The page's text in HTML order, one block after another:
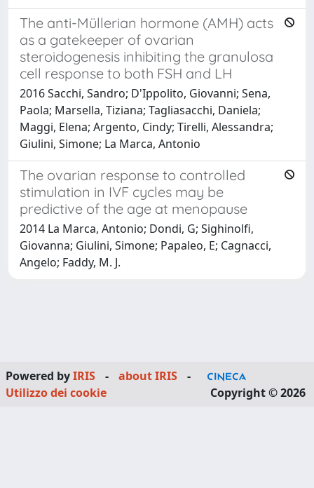
The anti-Müllerian hormone (AMH) acts
as a gatekeeper of ovarian
steroidogenesis inhibiting the granulosa
cell response to both FSH and LH
2016 Sacchi, Sandro; D'Ippolito, Giovanni; Sena,
Paola; Marsella, Tiziana; Tagliasacchi, Daniela;
Maggi, Elena; Argento, Cindy; Tirelli, Alessandra;
Giulini, Simone; La Marca, Antonio
The ovarian response to controlled
stimulation in IVF cycles may be
predictive of the age at menopause
2014 La Marca, Antonio; Dondi, G; Sighinolfi,
Giovanna; Giulini, Simone; Papaleo, E; Cagnacci,
Angelo; Faddy, M. J.
Powered byIRIS - about IRIS
-
Utilizzo dei cookie
Copyright © 2026